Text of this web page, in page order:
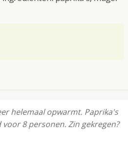
helemaal opwarmt. Paprika's
8 personen. Zin gekregen?